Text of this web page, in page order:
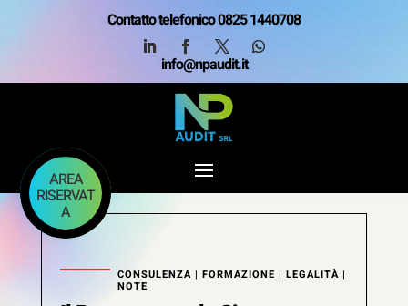
Contatto telefonico 0825 1440708
info@npaudit.it
AREA
RISERVAT
A
CONSULENZA| FORMAZIONE | LEGALITÀ|
NOTE